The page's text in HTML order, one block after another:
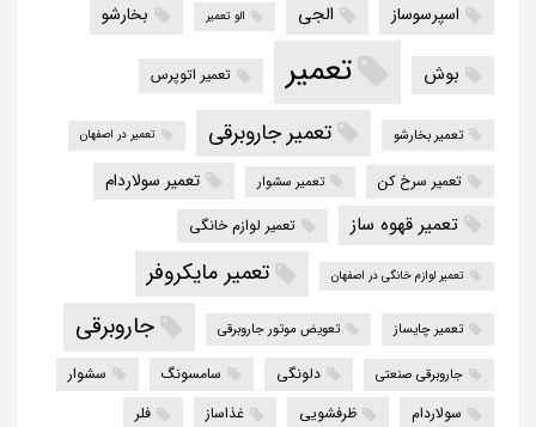
اسپرسوساز الجی الو تعمیر بخارشو
بوش تعمیر تعمیر اتوپرس
تعمیر بخارشو تعمیر جاروبرقی تعمیر در اصفهان
تعمیر سرخ کن تعمیر سشوار تعمیر سولاردام
تعمیر قهوه ساز تعمیر لوازم خانگی
تعمیر لوازم خانگی در اصفهان تعمیر مایکروفر
تعمیر چایساز تعویض موتور جاروبرقی جاروبرقی
جاروبرقی صنعتی دلونگی سامسونگ
سشوار
سولاردام
ظرفشویی غذاساز فلر